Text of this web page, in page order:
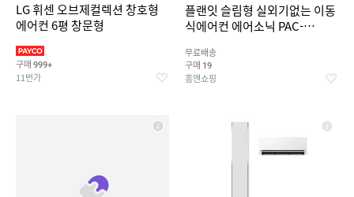
LG 휘센 오브제컬렉션 창호형
에어컨 6평 창문형
구매 999+
11번가
플랜잇 슬림형 실외기없는 이동
식에어컨 에어소닉 PAC-
무료배송
구매 19
홈앤쇼핑